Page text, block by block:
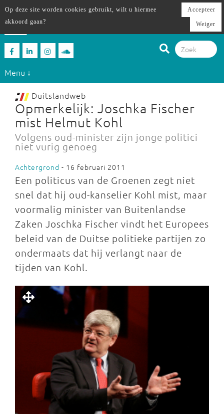
Menu ↓
Duitslandweb
Opmerkelijk: Joschka Fischer
mist Helmut Kohl
Volgens oud-minister zijn jonge politici
niet vurig genoeg
Achtergrond - 16 februari 2011
Een politicus van de Groenen zegt niet
snel dat hij oud-kanselier Kohl mist, maar
voormalig minister van Buitenlandse
Zaken Joschka Fischer vindt het Europees
beleid van de Duitse politieke partijen zo
ondermaats dat hij verlangt naar de
tijden van Kohl.
Op deze site worden cookies gebruikt, wilt u hiermee
akkoord gaan?
Accepteer
Weiger